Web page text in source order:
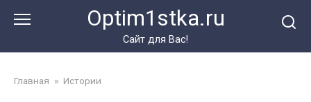
Optim1stka.ru
Сайт для Вас!
Главная » Истории